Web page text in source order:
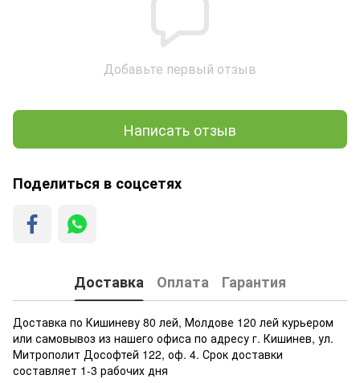
Добавьте первый отзыв
Написать отзыв
Поделиться в соцсетях
Доставка Оплата Гарантия
Доставка по Кишиневу 80 лей, Молдове 120 лей курьером
или самовывоз из нашего офиса по адресу г. Кишинев, ул.
Митрополит Дософтей 122, оф. 4. Срок доставки
составляет 1-3 рабочих дня